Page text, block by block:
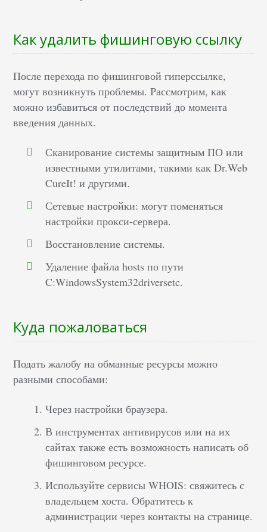
Как удалить фишинговую ссылку
После перехода по фишинговой гиперссылке,
могут возникнуть проблемы. Рассмотрим, как
можно избавиться от последствий до момента
введения данных.
Сканирование системы защитным ПО или
известными утилитами, такими как Dr.Web
CureIt! и другими.
Сетевые настройки: могут поменяться
настройки прокси-сервера.
Восстановление системы.
Удаление файла hosts по пути
C:WindowsSystem32driversetc.
Куда пожаловаться
Подать жалобу на обманные ресурсы можно
разными способами:
Через настройки браузера.
В инструментах антивирусов или на их
сайтах также есть возможность написать об
фишинговом ресурсе.
Используйте сервисы WHOIS: свяжитесь с
владельцем хоста. Обратитесь к
администрации через контакты на странице.